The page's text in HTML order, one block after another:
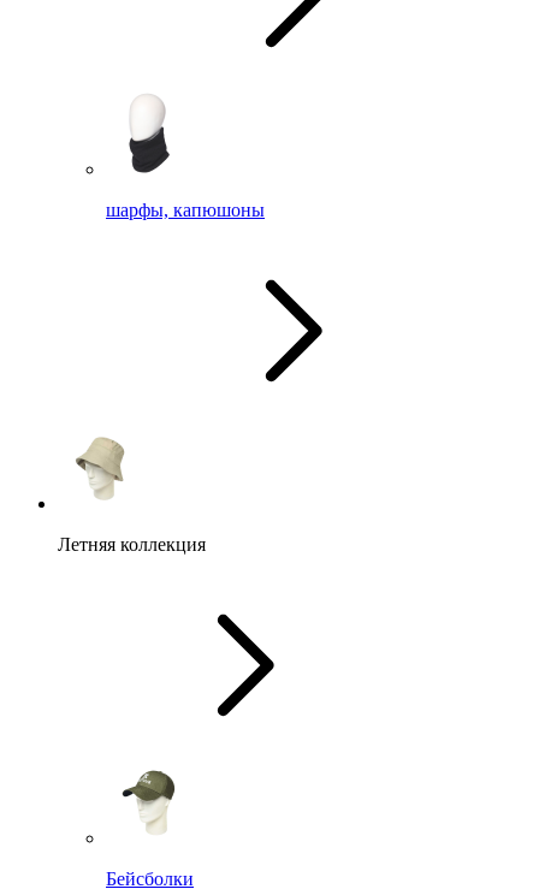
шарфы, капюшоны
Летняя коллекция
Бейсболки